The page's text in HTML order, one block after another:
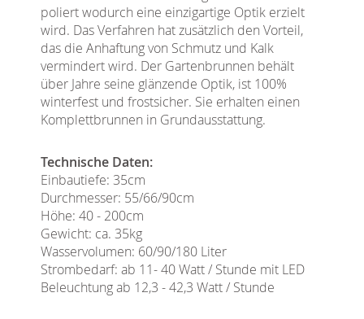
poliert wodurch eine einzigartige Optik erzielt
wird. Das Verfahren hat zusätzlich den Vorteil,
das die Anhaftung von Schmutz und Kalk
vermindert wird. Der Gartenbrunnen behält
über Jahre seine glänzende Optik, ist 100%
winterfest und frostsicher. Sie erhalten einen
Komplettbrunnen in Grundausstattung.
Technische Daten:
Einbautiefe: 35cm
Durchmesser: 55/66/90cm
Höhe: 40 - 200cm
Gewicht: ca. 35kg
Wasservolumen: 60/90/180 Liter
Strombedarf: ab 11- 40 Watt / Stunde mit LED
Beleuchtung ab 12,3 - 42,3 Watt / Stunde